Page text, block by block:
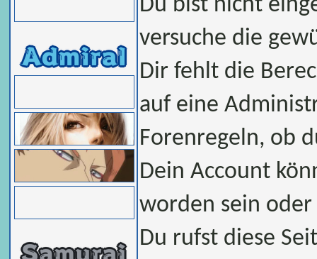
Du bist nicht
versuche die
Dir fehlt die
auf eine
Forenregeln, ob
Dein Account
worden sein
Du rufst diese